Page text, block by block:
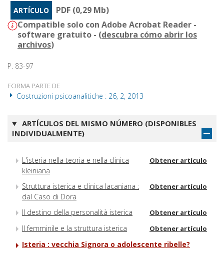
ARTÍCULO
PDF (0,29 Mb)
Compatible solo con Adobe Acrobat Reader -
software gratuito - (descubra cómo abrir los
archivos)
P. 83-97
FORMA PARTE DE
Costruzioni psicoanalitiche : 26, 2, 2013
ARTÍCULOS DEL MISMO NÚMERO (DISPONIBLES
INDIVIDUALMENTE)
L'isteria nella teoria e nella clinica
kleiniana
Obtener artículo
Struttura isterica e clinica lacaniana :
dal Caso di Dora
Obtener artículo
Il destino della personalità isterica Obtener artículo
Il femminile e la struttura isterica Obtener artículo
Isteria : vecchia Signora o adolescente ribelle?